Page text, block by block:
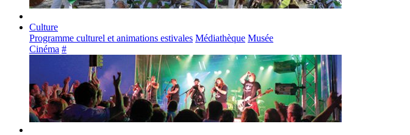
Culture
Programme culturel et animations estivales Médiathèque Musée
Cinéma #